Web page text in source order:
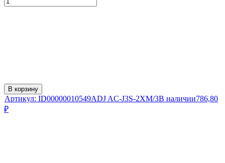
В корзину
Артикул: ID00000010549ADJ AC-J3S-2XM/3В наличии786,80
₽